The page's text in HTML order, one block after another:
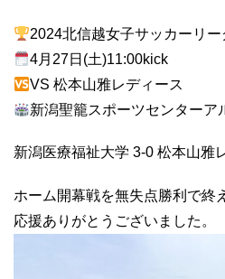
2024北信越女子サッカーリー
4月27日(土)11:00kick
VS 松本山雅レディース
新潟聖籠スポーツセンターア
新潟医療福祉大学 3-0 松本山雅
ホーム開幕戦を無失点勝利で終
応援ありがとうございました。